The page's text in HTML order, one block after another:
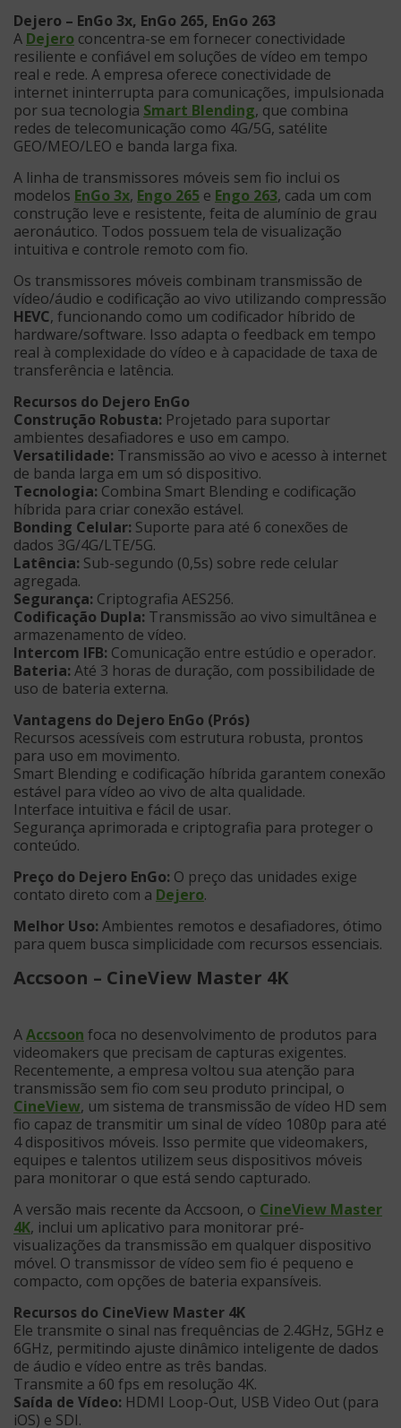
Dejero – EnGo 3x, EnGo 265, EnGo 263
A Dejero concentra-se em fornecer conectividade
resiliente e confiável em soluções de vídeo em tempo
real e rede. A empresa oferece conectividade de
internet ininterrupta para comunicações, impulsionada
por sua tecnologia Smart Blending, que combina
redes de telecomunicação como 4G/5G, satélite
GEO/MEO/LEO e banda larga fixa.
A linha de transmissores móveis sem fio inclui os
modelos EnGo 3x, Engo 265 e Engo 263, cada um com
construção leve e resistente, feita de alumínio de grau
aeronáutico. Todos possuem tela de visualização
intuitiva e controle remoto com fio.
Os transmissores móveis combinam transmissão de
vídeo/áudio e codificação ao vivo utilizando compressão
HEVC, funcionando como um codificador híbrido de
hardware/software. Isso adapta o feedback em tempo
real à complexidade do vídeo e à capacidade de taxa de
transferência e latência.
Recursos do Dejero EnGo
Construção Robusta: Projetado para suportar
ambientes desafiadores e uso em campo.
Versatilidade: Transmissão ao vivo e acesso à internet
de banda larga em um só dispositivo.
Tecnologia: Combina Smart Blending e codificação
híbrida para criar conexão estável.
Bonding Celular: Suporte para até 6 conexões de
dados 3G/4G/LTE/5G.
Latência: Sub-segundo (0,5s) sobre rede celular
agregada.
Segurança: Criptografia AES256.
Codificação Dupla: Transmissão ao vivo simultânea e
armazenamento de vídeo.
Intercom IFB: Comunicação entre estúdio e operador.
Bateria: Até 3 horas de duração, com possibilidade de
uso de bateria externa.
Vantagens do Dejero EnGo (Prós)
Recursos acessíveis com estrutura robusta, prontos
para uso em movimento.
Smart Blending e codificação híbrida garantem conexão
estável para vídeo ao vivo de alta qualidade.
Interface intuitiva e fácil de usar.
Segurança aprimorada e criptografia para proteger o
conteúdo.
Preço do Dejero EnGo: O preço das unidades exige
contato direto com a Dejero.
Melhor Uso: Ambientes remotos e desafiadores, ótimo
para quem busca simplicidade com recursos essenciais.
Accsoon – CineView Master 4K
AAccsoon foca no desenvolvimento de produtos para
videomakers que precisam de capturas exigentes.
Recentemente, a empresa voltou sua atenção para
transmissão sem fio com seu produto principal, o
CineView, um sistema de transmissão de vídeo HD sem
fio capaz de transmitir um sinal de vídeo 1080p para até
4 dispositivos móveis. Isso permite que videomakers,
equipes e talentos utilizem seus dispositivos móveis
para monitorar o que está sendo capturado.
A versão mais recente da Accsoon, o CineView Master
4K, inclui um aplicativo para monitorar pré-
visualizações da transmissão em qualquer dispositivo
móvel. O transmissor de vídeo sem fio é pequeno e
compacto, com opções de bateria expansíveis.
Recursos do CineView Master 4K
Ele transmite o sinal nas frequências de 2.4GHz, 5GHz e
6GHz, permitindo ajuste dinâmico inteligente de dados
de áudio e vídeo entre as três bandas.
Transmite a 60 fps em resolução 4K.
Saída de Vídeo: HDMI Loop-Out, USB Video Out (para
iOS) e SDI.